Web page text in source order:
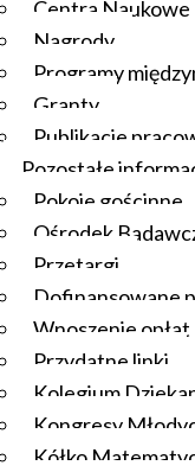
Centra Naukowe
Nagrody
Programy
Granty
Publikacje
Pozostałe
Pokoje gościnne
Ośrodek
Przetargi
Dofinansowane
Wnoszenie opłat
Przydatne linki
Kolegium
Kongresy
Kółko